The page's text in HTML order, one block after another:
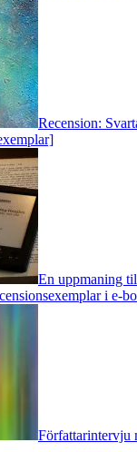
Recension:
En uppmaning
i e-
Författarintervju